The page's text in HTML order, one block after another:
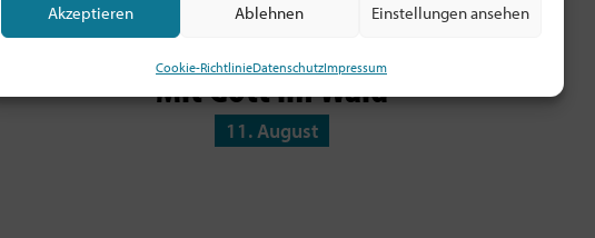
Akzeptieren Ablehnen Einstellungen ansehen
Cookie-RichtlinieDatenschutzImpressum
Mit Gott im Wald
11. August